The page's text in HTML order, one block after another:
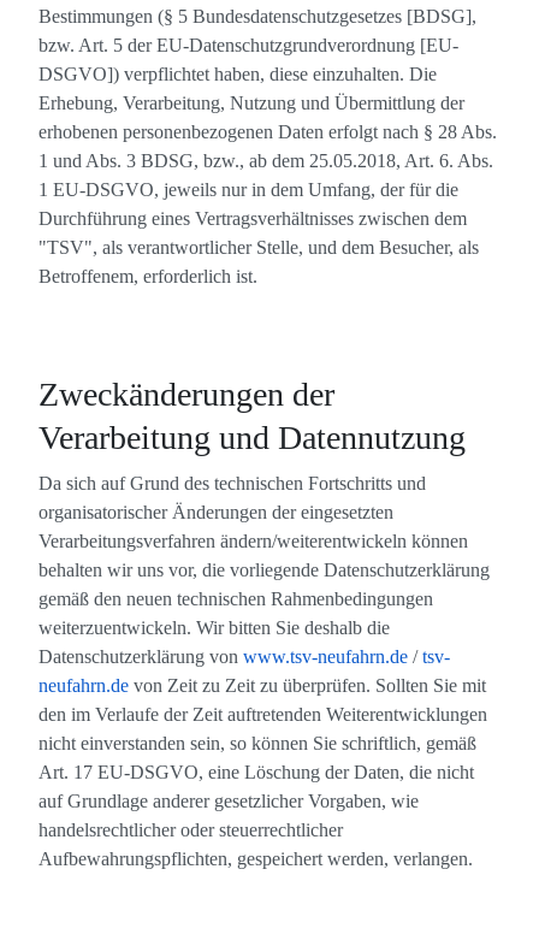
Bestimmungen (§ 5 Bundesdatenschutzgesetzes [BDSG],
bzw. Art. 5 der EU-Datenschutzgrundverordnung [EU-
DSGVO]) verpflichtet haben, diese einzuhalten. Die
Erhebung, Verarbeitung, Nutzung und Übermittlung der
erhobenen personenbezogenen Daten erfolgt nach § 28 Abs.
1 und Abs. 3 BDSG, bzw., ab dem 25.05.2018, Art. 6. Abs.
1 EU-DSGVO, jeweils nur in dem Umfang, der für die
Durchführung eines Vertragsverhältnisses zwischen dem
"TSV", als verantwortlicher Stelle, und dem Besucher, als
Betroffenem, erforderlich ist.
Zweckänderungen der
Verarbeitung und Datennutzung
Da sich auf Grund des technischen Fortschritts und
organisatorischer Änderungen der eingesetzten
Verarbeitungsverfahren ändern/weiterentwickeln können
behalten wir uns vor, die vorliegende Datenschutzerklärung
gemäß den neuen technischen Rahmenbedingungen
weiterzuentwickeln. Wir bitten Sie deshalb die
Datenschutzerklärung von www.tsv-neufahrn.de /tsv-
neufahrn.de von Zeit zu Zeit zu überprüfen. Sollten Sie mit
den im Verlaufe der Zeit auftretenden Weiterentwicklungen
nicht einverstanden sein, so können Sie schriftlich, gemäß
Art. 17 EU-DSGVO, eine Löschung der Daten, die nicht
auf Grundlage anderer gesetzlicher Vorgaben, wie
handelsrechtlicher oder steuerrechtlicher
Aufbewahrungspflichten, gespeichert werden, verlangen.